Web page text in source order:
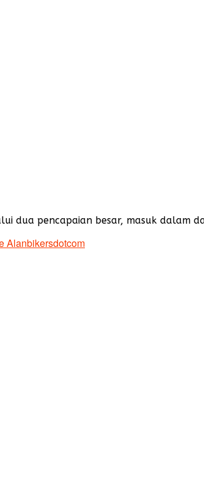
dua pencapaian besar, masuk dalam